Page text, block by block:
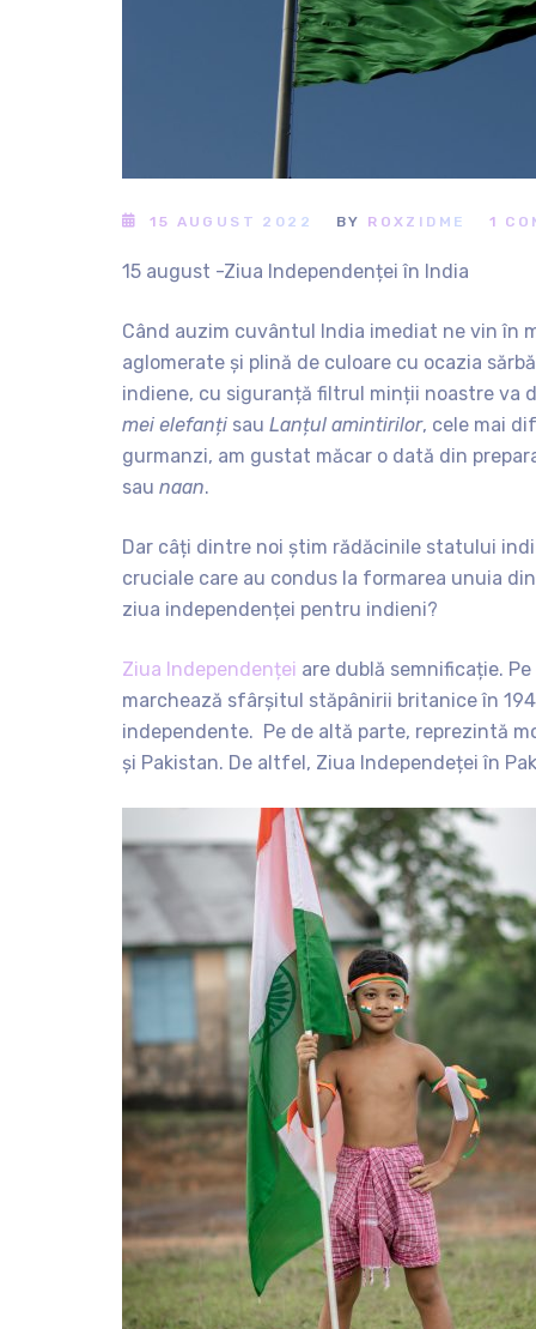
15 AUGUST 2022 BY ROXZIDME 1
15 august -Ziua Independenței în India
Când auzim cuvântul India imediat ne vin în
aglomerate și plină de culoare cu ocazia
indiene, cu siguranță filtrul minții noastre va
mei elefanți sau Lanțul amintirilor, cele mai
gurmanzi, am gustat măcar o dată din
sau naan.
Dar câți dintre noi știm rădăcinile statului
cruciale care au condus la formarea unuia
ziua independenței pentru indieni?
Ziua Independenței are dublă semnificație.
marchează sfârșitul stăpânirii britanice în
independente. Pe de altă parte, reprezintă
și Pakistan. De altfel, Ziua Independeței în